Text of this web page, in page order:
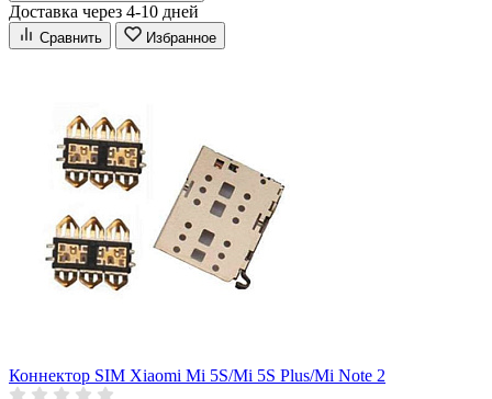
Доставка через 4-10 дней
Сравнить Избранное
Коннектор SIM Xiaomi Mi 5S/Mi 5S Plus/Mi Note 2